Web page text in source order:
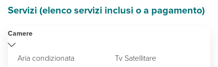
Servizi (elenco servizi inclusi o a pagamento)
Camere
Aria condizionata Tv Satellitare